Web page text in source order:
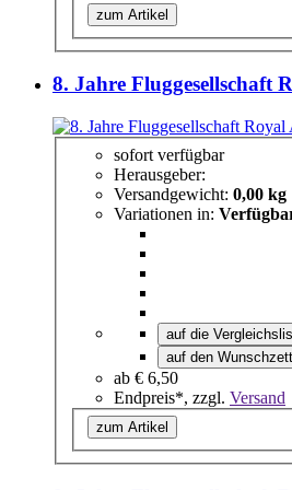
zum Artikel
8. Jahre Fluggesellschaft
sofort verfügbar
Herausgeber:
Versandgewicht: 0,00 kg
Variationen in:
auf die
auf den
ab € 6,50
Endpreis*, zzgl. Versand
zum Artikel